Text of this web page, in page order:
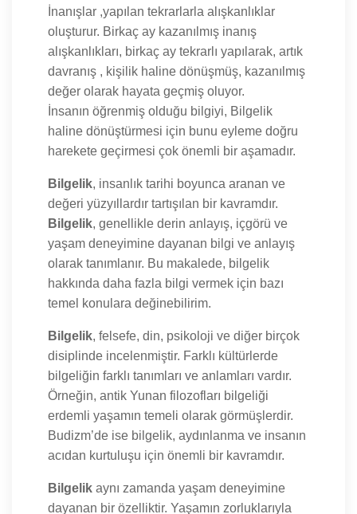
İnanışlar ,yapılan tekrarlarla alışkanlıklar
oluşturur. Birkaç ay kazanılmış inanış
alışkanlıkları, birkaç ay tekrarlı yapılarak, artık
davranış , kişilik haline dönüşmüş, kazanılmış
değer olarak hayata geçmiş oluyor.
İnsanın öğrenmiş olduğu bilgiyi, Bilgelik
haline dönüştürmesi için bunu eyleme doğru
harekete geçirmesi çok önemli bir aşamadır.
Bilgelik, insanlık tarihi boyunca aranan ve
değeri yüzyıllardır tartışılan bir kavramdır.
Bilgelik, genellikle derin anlayış, içgörü ve
yaşam deneyimine dayanan bilgi ve anlayış
olarak tanımlanır. Bu makalede, bilgelik
hakkında daha fazla bilgi vermek için bazı
temel konulara değinebilirim.
Bilgelik, felsefe, din, psikoloji ve diğer birçok
disiplinde incelenmiştir. Farklı kültürlerde
bilgeliğin farklı tanımları ve anlamları vardır.
Örneğin, antik Yunan filozofları bilgeliği
erdemli yaşamın temeli olarak görmüşlerdir.
Budizm’de ise bilgelik, aydınlanma ve insanın
acıdan kurtuluşu için önemli bir kavramdır.
Bilgelik aynı zamanda yaşam deneyimine
dayanan bir özelliktir. Yaşamın zorluklarıyla